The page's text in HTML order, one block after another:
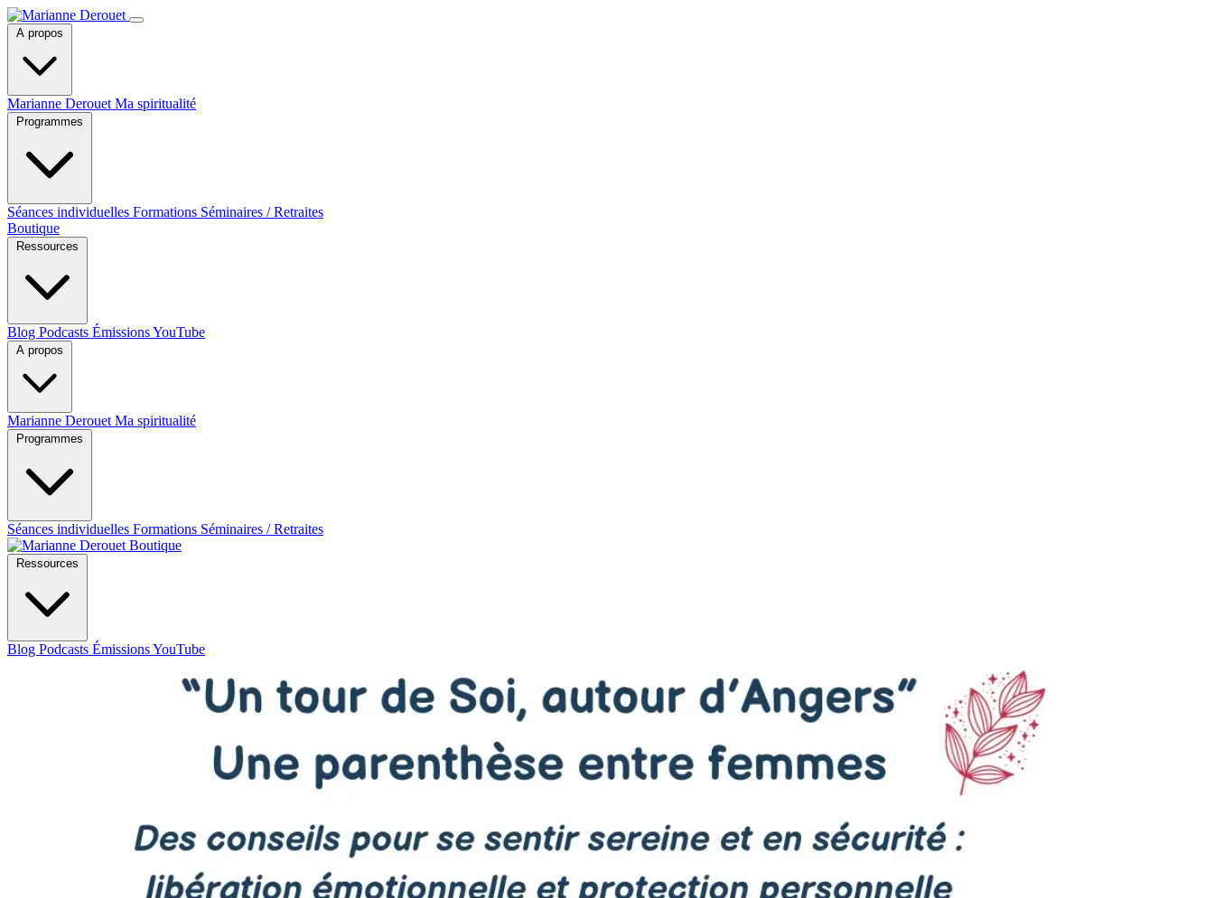
Marianne Derouet Ma spiritualité
Séances individuelles Formations Séminaires / Retraites
Boutique
Blog Podcasts Émissions YouTube
Marianne Derouet Ma spiritualité
Séances individuelles Formations Séminaires / Retraites
Boutique
Blog Podcasts Émissions YouTube